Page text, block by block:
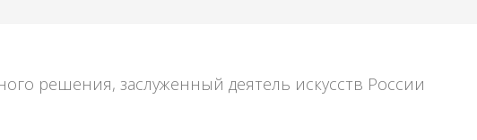
решения, заслуженный деятель искусств России